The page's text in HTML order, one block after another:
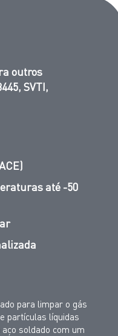
outros
SVTI,
até -50
para limpar o gás
partículas líquidas
soldado com um